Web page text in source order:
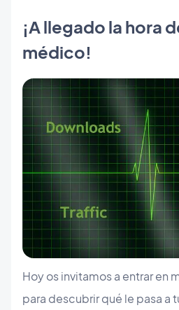
¡A llegado la hora
médico!
Hoy os invitamos a entrar en
para descubrir qué le pasa a